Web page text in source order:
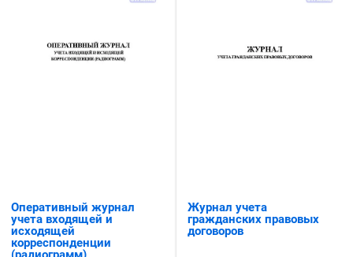
Оперативный журнал
учета входящей и
исходящей
корреспонденции
Журнал учета
гражданских правовых
договоров